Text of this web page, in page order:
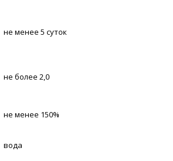
не менее 5 суток
не более 2,0
не менее 150%
вода